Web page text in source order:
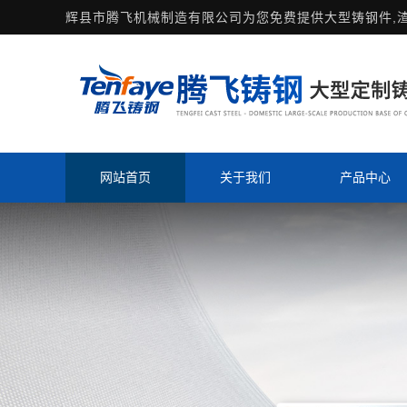
辉县市腾飞机械制造有限公司为您免费提供大型铸钢件 ,
网站首页 关于我们 产品中心